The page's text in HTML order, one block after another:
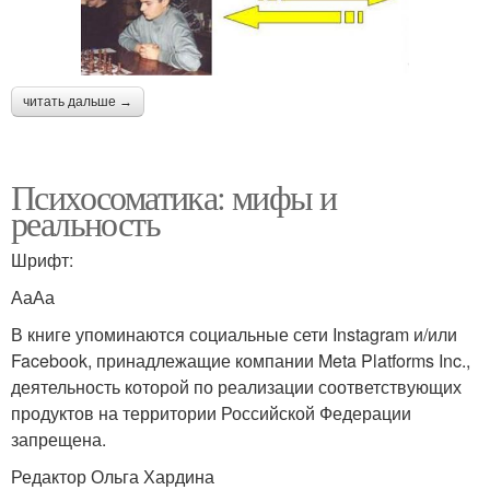
читать дальше →
Психосоматика: мифы и
реальность
Шрифт:
АаАа
В книге упоминаются социальные сети Instagram и/или
Facebook, принадлежащие компании Meta Platforms Inc.,
деятельность которой по реализации соответствующих
продуктов на территории Российской Федерации
запрещена.
Редактор Ольга Хардина